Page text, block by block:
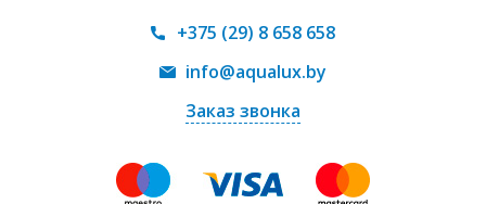
+375 (29) 8 658 658
info@aqualux.by
Заказ звонка